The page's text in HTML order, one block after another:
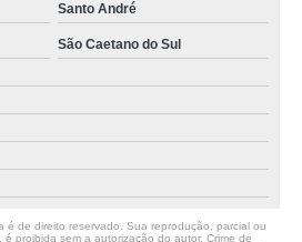
Santo André
São Caetano do Sul
de direito reservado. Sua reprodução, parcial ou
proibida sem a autorização do autor. Crime de